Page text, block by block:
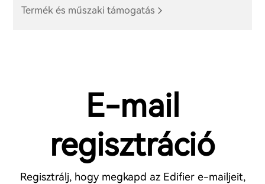
Termék és műszaki támogatás
E-mail
regisztráció
Regisztrálj, hogy megkapd az Edifier e-mailjeit,